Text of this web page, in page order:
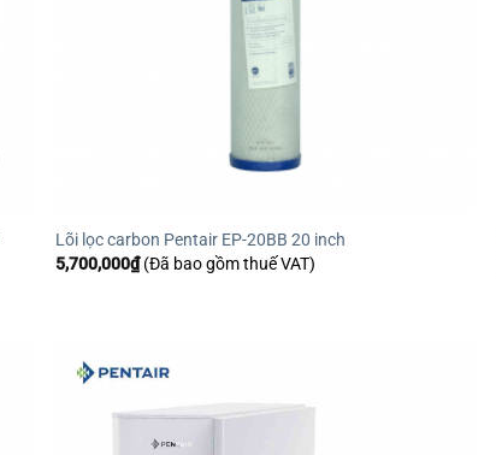
Lõi lọc carbon Pentair EP-20BB 20 inch
5,700,000₫ (Đã bao gồm thuế VAT)